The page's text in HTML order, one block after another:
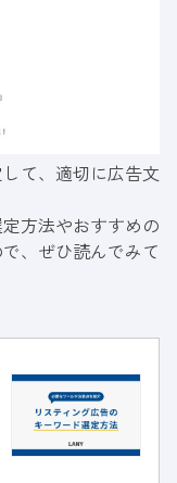
て、適切に広告文
方法やおすすめの
、ぜひ読んでみて